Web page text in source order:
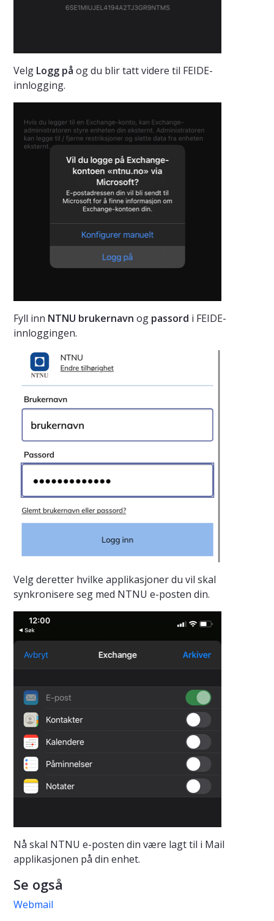
Velg Logg på og du blir tatt videre til FEIDE-
innlogging.
Fyll inn NTNU brukernavn og passord i FEIDE-
innloggingen.
Velg deretter hvilke applikasjoner du vil skal
synkronisere seg med NTNU e-posten din.
Nå skal NTNU e-posten din være lagt til i Mail
applikasjonen på din enhet.
Se også
Webmail